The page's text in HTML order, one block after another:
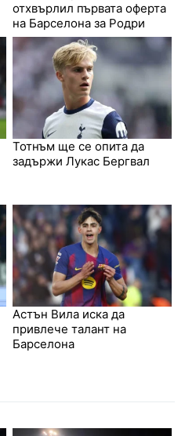
отхвърлил първата оферта
на Барселона за Родри
Тотнъм ще се опита да
задържи Лукас Бергвал
Астън Вила иска да
привлече талант на
Барселона